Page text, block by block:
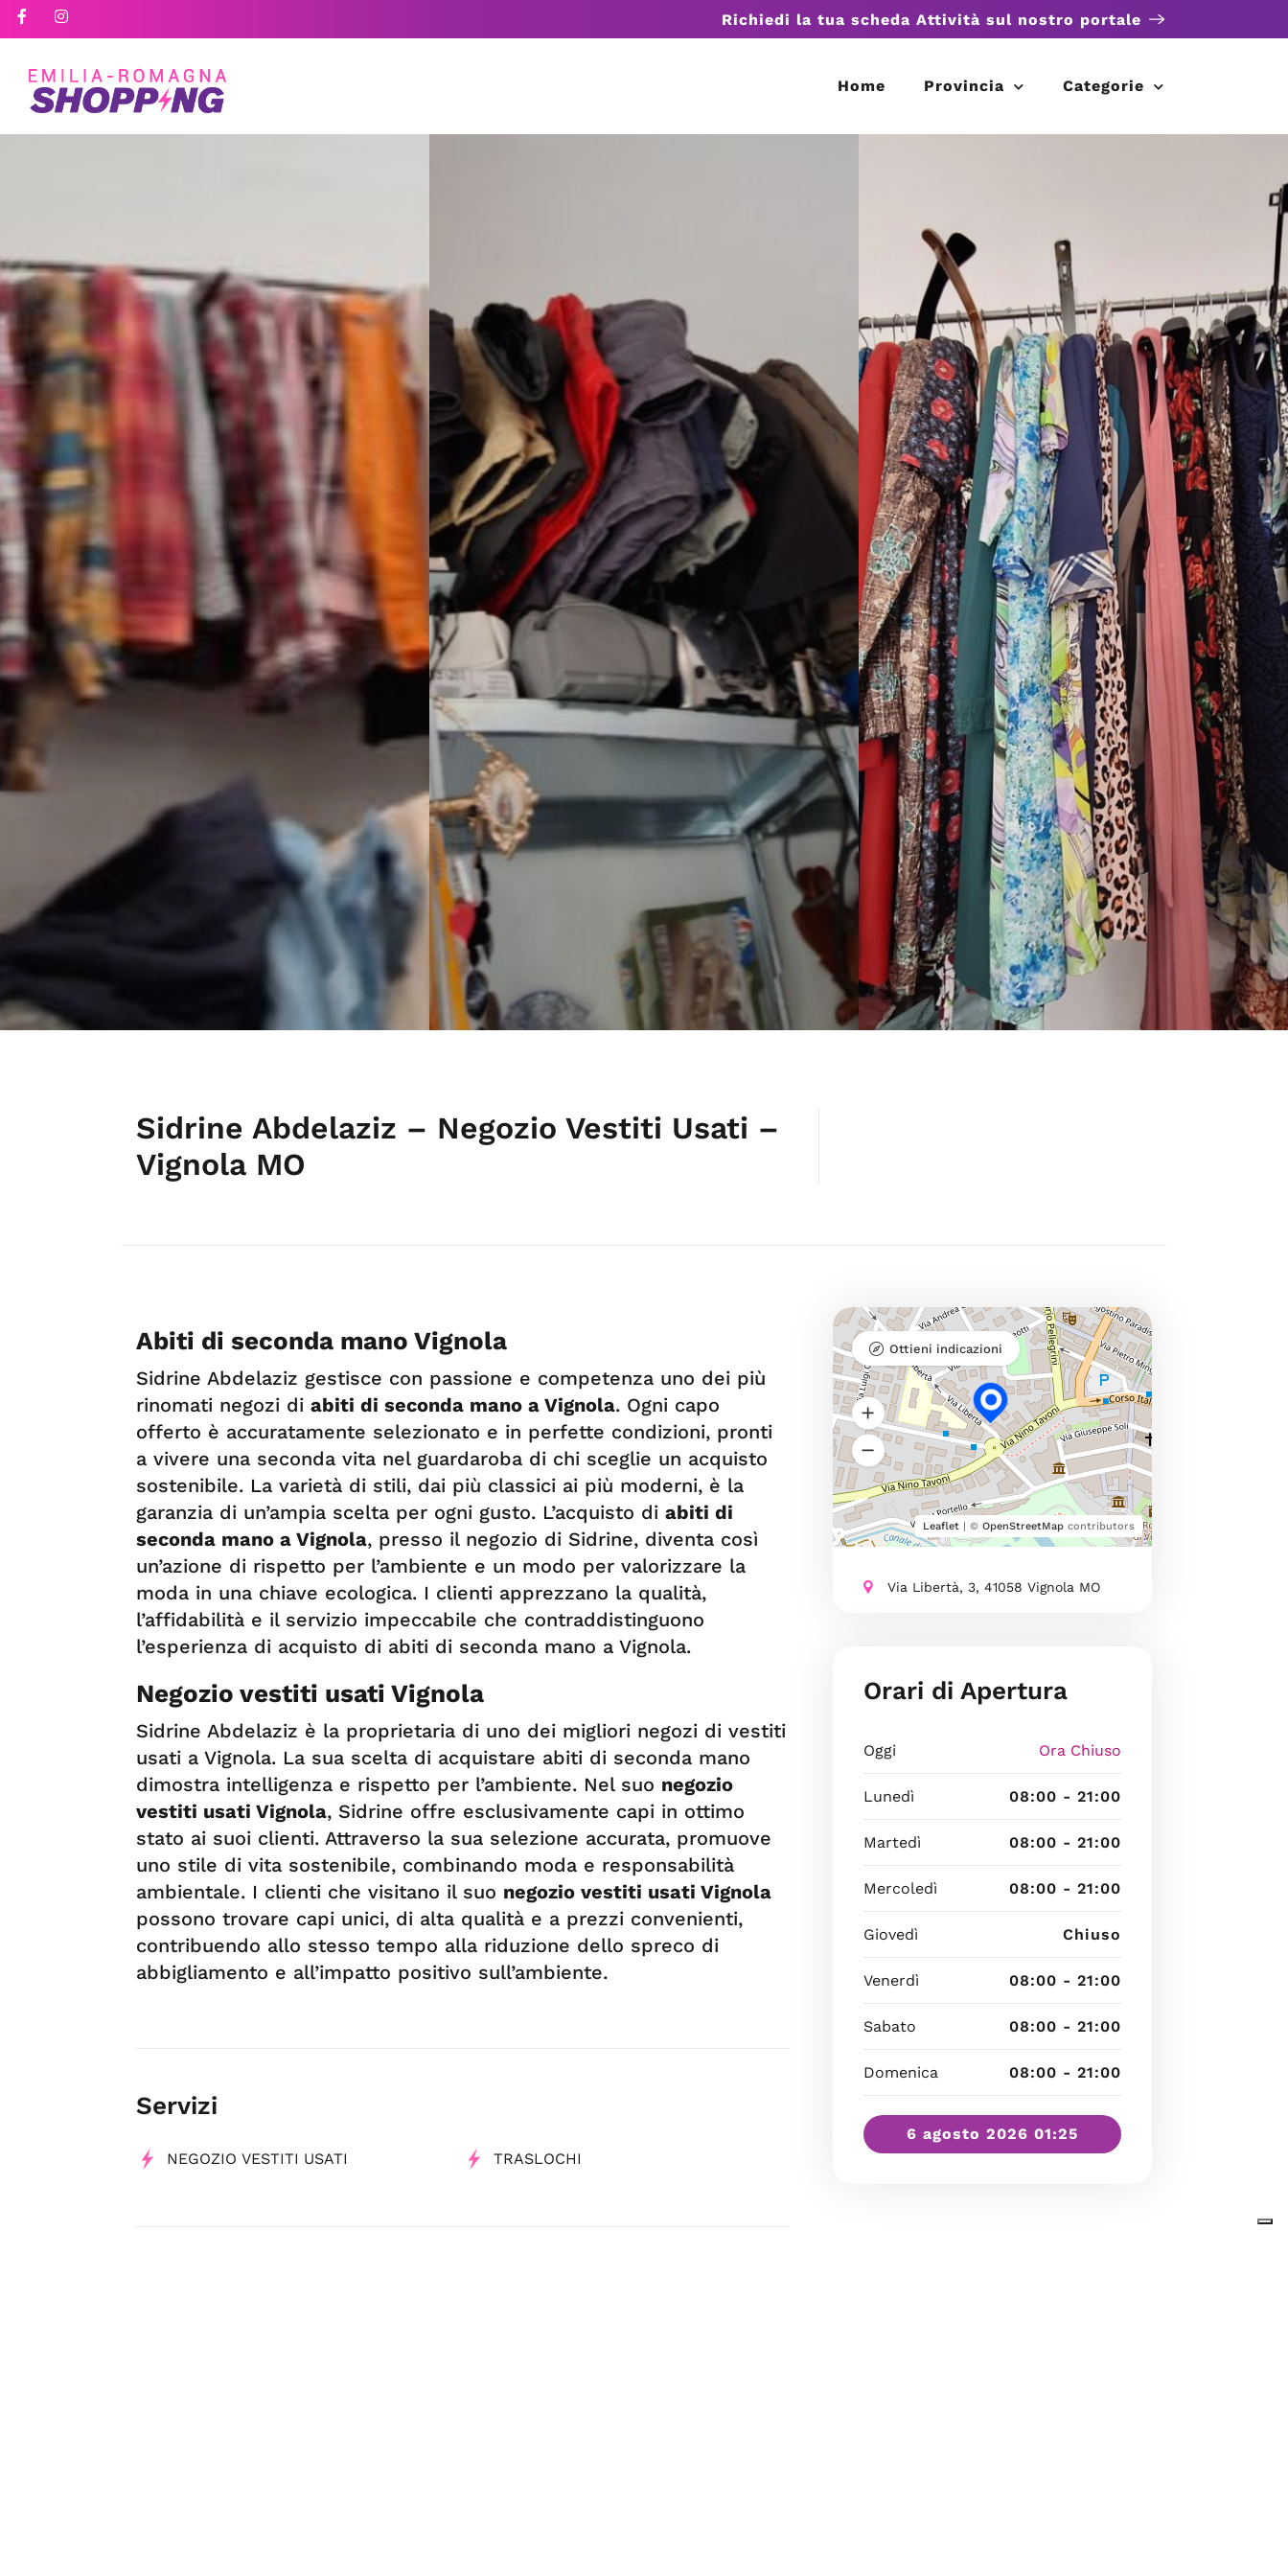
Richiedi la tua scheda Attività sul nostro portale
Home Provincia Categorie
Sidrine Abdelaziz – Negozio Vestiti Usati –
Vignola MO
Abiti di seconda mano Vignola
Sidrine Abdelaziz gestisce con passione e competenza uno dei più
rinomati negozi di abiti di seconda mano a Vignola. Ogni capo
offerto è accuratamente selezionato e in perfette condizioni, pronti
a vivere una seconda vita nel guardaroba di chi sceglie un acquisto
sostenibile. La varietà di stili, dai più classici ai più moderni, è la
garanzia di un’ampia scelta per ogni gusto. L’acquisto di abiti di
seconda mano a Vignola, presso il negozio di Sidrine, diventa così
un’azione di rispetto per l’ambiente e un modo per valorizzare la
moda in una chiave ecologica. I clienti apprezzano la qualità,
l’affidabilità e il servizio impeccabile che contraddistinguono
l’esperienza di acquisto di abiti di seconda mano a Vignola.
Negozio vestiti usati Vignola
Sidrine Abdelaziz è la proprietaria di uno dei migliori negozi di vestiti
usati a Vignola. La sua scelta di acquistare abiti di seconda mano
dimostra intelligenza e rispetto per l’ambiente. Nel suo negozio
vestiti usati Vignola, Sidrine offre esclusivamente capi in ottimo
stato ai suoi clienti. Attraverso la sua selezione accurata, promuove
uno stile di vita sostenibile, combinando moda e responsabilità
ambientale. I clienti che visitano il suo negozio vestiti usati Vignola
possono trovare capi unici, di alta qualità e a prezzi convenienti,
contribuendo allo stesso tempo alla riduzione dello spreco di
abbigliamento e all’impatto positivo sull’ambiente.
Servizi
NEGOZIO VESTITI USATI TRASLOCHI
Leaflet| © OpenStreetMapcontributors
Ottieni indicazioni
Via Libertà, 3, 41058 Vignola MO
Orari di Apertura
Oggi Ora Chiuso
Lunedì 08:00 - 21:00
Martedì 08:00 - 21:00
Mercoledì 08:00 - 21:00
Giovedì Chiuso
Venerdì 08:00 - 21:00
Sabato 08:00 - 21:00
Domenica 08:00 - 21:00
6 agosto 2026 01:25